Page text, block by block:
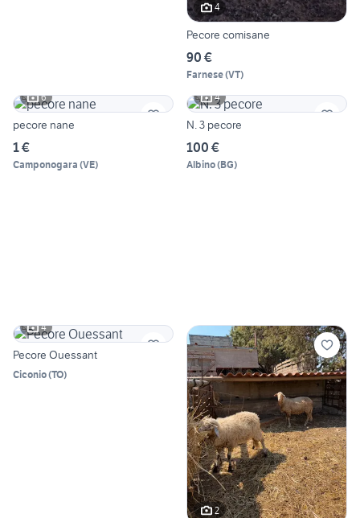
4
Pecore comisane
90 €
Farnese(VT)
6
pecore nane
1 €
Camponogara (VE)
4
N. 3 pecore
100 €
Albino(BG)
4
Pecore Ouessant
Ciconio(TO)
2